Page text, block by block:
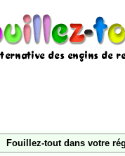
Fouillez-tout dans votre